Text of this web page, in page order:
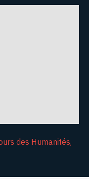
des Humanités,